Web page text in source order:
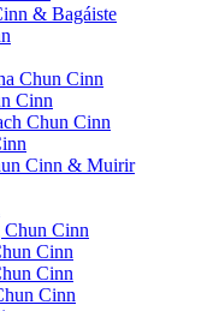
& Bagáiste
Chun Cinn
Cinn
Chun Cinn
Cinn & Muirir
Chun Cinn
Cinn
Cinn
Cinn